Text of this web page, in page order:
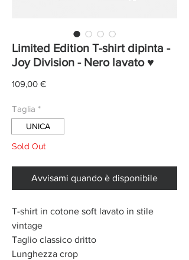
Limited Edition T-shirt dipinta -
Joy Division - Nero lavato ♥
109,00 €Prezzo
Taglia *
UNICA
Sold Out
Avvisami quando è disponibile
T-shirt in cotone soft lavato in stile
vintage
Taglio classico dritto
Lunghezza crop